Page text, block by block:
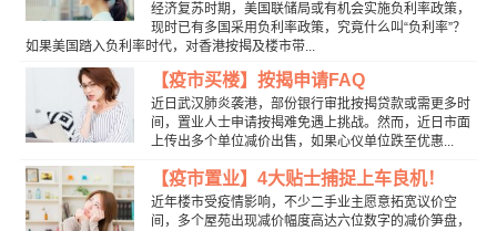
经济复苏时期，美国联储局或有机会实施负利率政策，
现时已有多国采用负利率政策，究竟什么叫“负利率”？
如果美国踏入负利率时代，对香港按揭及楼市带...
【疫市买楼】按揭申请FAQ
近日武汉肺炎袭港，部份银行审批按揭贷款或需更多时
间，置业人士申请按揭难免遇上挑战。然而，近日市面
上传出多个单位减价出售，如果心仪单位跌至优惠...
【疫市置业】4大贴士捕捉上车良机！
近年楼市受疫情影响，不少二手业主愿意拓宽议价空
间，多个屋苑出现减价幅度高达六位数字的减价笋盘，